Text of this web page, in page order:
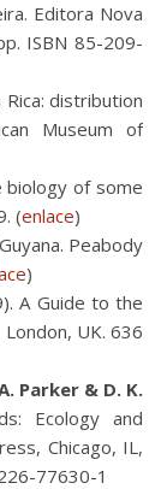
Editora Nova
ISBN 85-209-
distribution
Museum of
of some
(enlace)
Peabody
)
A Guide to the
UK. 636
Parker & D. K.
Ecology and
Chicago, IL,
77630-1